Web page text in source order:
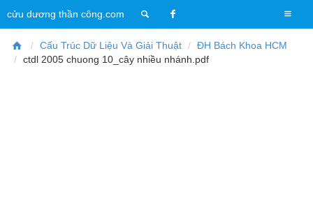
T
o
g
cửu dương thần công.com
Cấu Trúc Dữ Liệu Và Giải Thuật
ĐH Bách Khoa HCM
ctdl 2005 chuong 10_cây nhiều nhánh.pdf